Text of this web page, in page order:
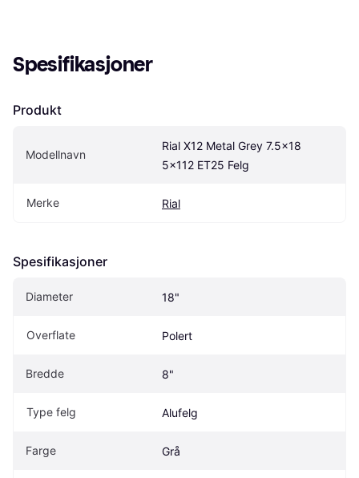
Spesifikasjoner
Produkt
Modellnavn
Rial X12 Metal Grey 7.5x18
5x112 ET25 Felg
Merke Rial
Spesifikasjoner
Diameter 18"
Overflate Polert
Bredde 8"
Type felg Alufelg
Farge Grå